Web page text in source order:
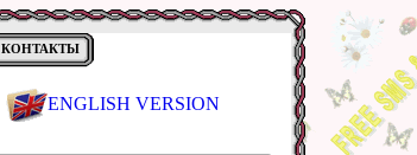
КОНТАКТЫ
ENGLISH VERSION